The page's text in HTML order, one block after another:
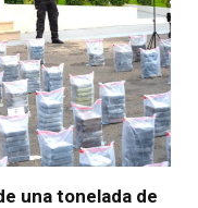
una tonelada de